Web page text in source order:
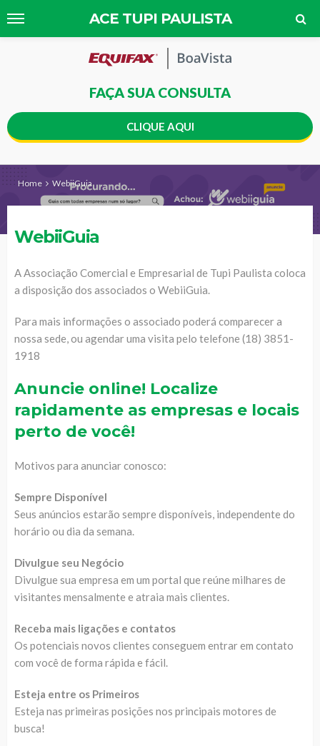
ACE TUPI PAULISTA
FAÇA SUA CONSULTA
CLIQUE AQUI
Home WebiiGuia
WebiiGuia
A Associação Comercial e Empresarial de Tupi Paulista coloca
a disposição dos associados o WebiiGuia.
Para mais informações o associado poderá comparecer a
nossa sede, ou agendar uma visita pelo telefone (18) 3851-
1918
Anuncie online! Localize
rapidamente as empresas e locais
perto de você!
Motivos para anunciar conosco:
Sempre Disponível
Seus anúncios estarão sempre disponíveis, independente do
horário ou dia da semana.
Divulgue seu Negócio
Divulgue sua empresa em um portal que reúne milhares de
visitantes mensalmente e atraia mais clientes.
Receba mais ligações e contatos
Os potenciais novos clientes conseguem entrar em contato
com você de forma rápida e fácil.
Esteja entre os Primeiros
Esteja nas primeiras posições nos principais motores de
busca!